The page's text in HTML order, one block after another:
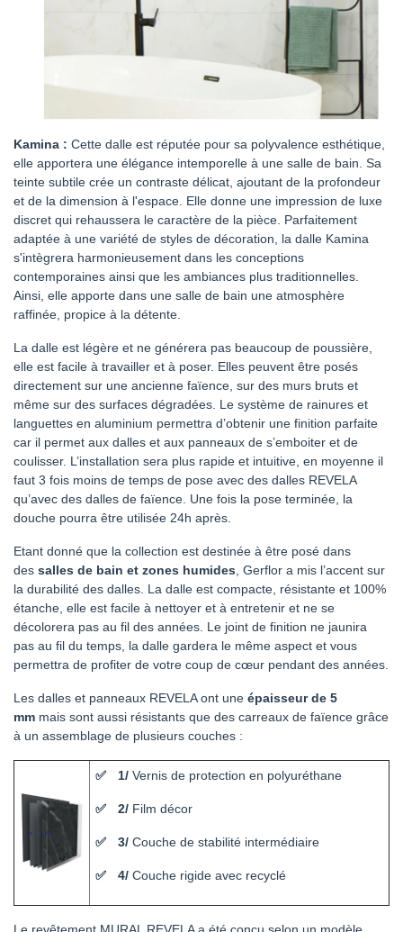
Kamina : Cette dalle est réputée pour sa polyvalence esthétique,
elle apportera une élégance intemporelle à une salle de bain. Sa
teinte subtile crée un contraste délicat, ajoutant de la profondeur
et de la dimension à l'espace. Elle donne une impression de luxe
discret qui rehaussera le caractère de la pièce. Parfaitement
adaptée à une variété de styles de décoration, la dalle Kamina
s'intègrera harmonieusement dans les conceptions
contemporaines ainsi que les ambiances plus traditionnelles.
Ainsi, elle apporte dans une salle de bain une atmosphère
raffinée, propice à la détente.
La dalle est légère et ne générera pas beaucoup de poussière,
elle est facile à travailler et à poser. Elles peuvent être posés
directement sur une ancienne faïence, sur des murs bruts et
même sur des surfaces dégradées. Le système de rainures et
languettes en aluminium permettra d’obtenir une finition parfaite
car il permet aux dalles et aux panneaux de s’emboiter et de
coulisser. L’installation sera plus rapide et intuitive, en moyenne il
faut 3 fois moins de temps de pose avec des dalles REVELA
qu’avec des dalles de faïence. Une fois la pose terminée, la
douche pourra être utilisée 24h après.
Etant donné que la collection est destinée à être posé dans
des salles de bain et zones humides, Gerflor a mis l’accent sur
la durabilité des dalles. La dalle est compacte, résistante et 100%
étanche, elle est facile à nettoyer et à entretenir et ne se
décolorera pas au fil des années. Le joint de finition ne jaunira
pas au fil du temps, la dalle gardera le même aspect et vous
permettra de profiter de votre coup de cœur pendant des années.
Les dalles et panneaux REVELA ont une épaisseur de 5
mm mais sont aussi résistants que des carreaux de faïence grâce
à un assemblage de plusieurs couches :
1/ Vernis de protection en polyuréthane
2/ Film décor
3/ Couche de stabilité intermédiaire
4/ Couche rigide avec recyclé